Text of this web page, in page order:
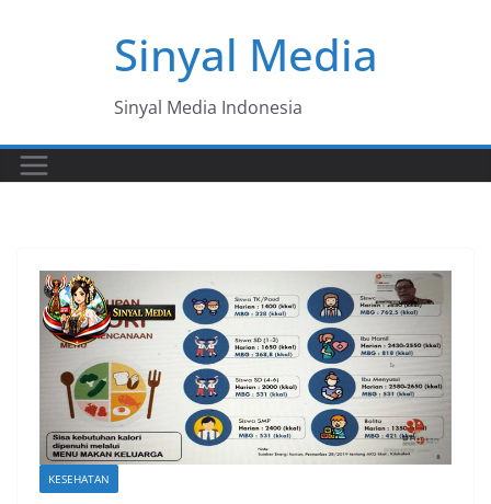
Sinyal Media
Sinyal Media Indonesia
KESEHATAN